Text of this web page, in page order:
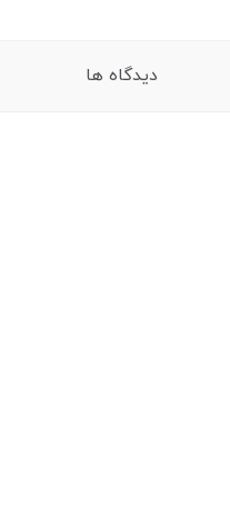
دیدگاه ها